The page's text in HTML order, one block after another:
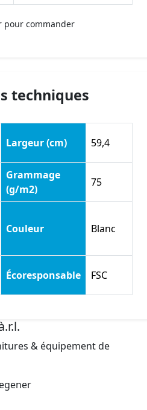
pour commander
techniques
Largeur (cm) 59,4
Grammage
(g/m2)
75
Couleur Blanc
Écoresponsable FSC
& équipement de